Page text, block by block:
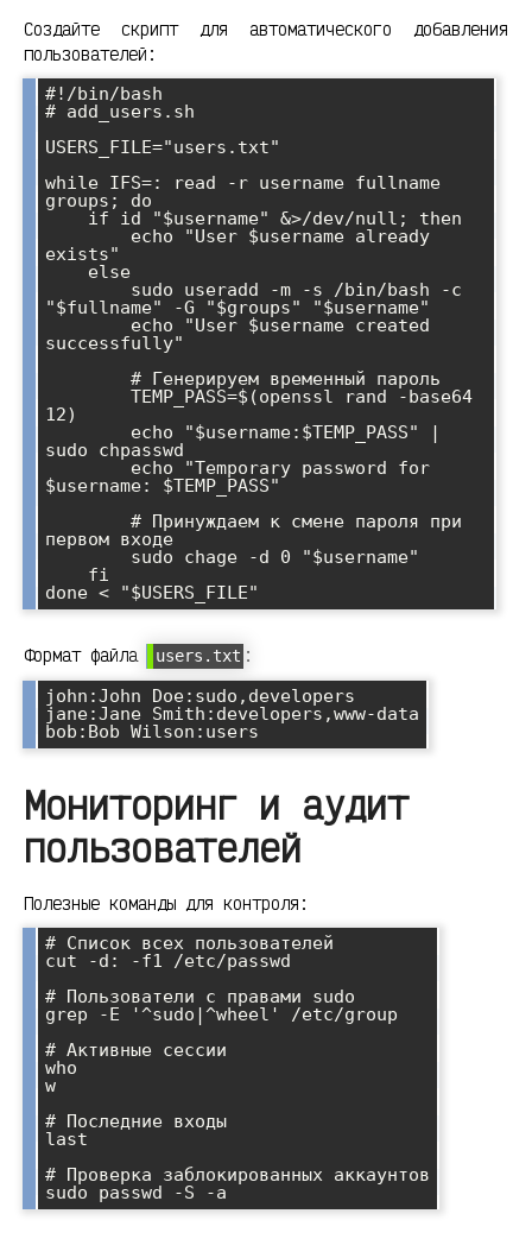
Создайте скрипт для автоматического добавления
пользователей:
#!/bin/bash
# add_users.sh
USERS_FILE="users.txt"
while IFS=: read -r username fullname
groups; do
exists"
"$fullname" -G "$groups" "$username"
successfully"
12)
sudo chpasswd
$username: $TEMP_PASS"
первом входе
Формат файла users.txt :
john:John Doe:sudo,developers
jane:Jane Smith:developers,www-data
Мониторинг и аудит
пользователей
Полезные команды для контроля:
# Список всех пользователей
cut -d: -f1 /etc/passwd
# Пользователи с правами sudo
grep -E '^sudo|^wheel' /etc/group
# Активные сессии
who
w
# Последние входы
last
# Проверка заблокированных аккаунтов